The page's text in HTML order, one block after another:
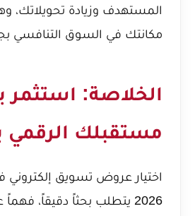
المستهدف وزيادة تحويلاتك،
مكانتك في السوق التنافسي
الخلاصة: استثمر
مستقبلك الرقمي
اختيار عروض تسويق إلكتروني
2026 يتطلب بحثاً دقيقاً،